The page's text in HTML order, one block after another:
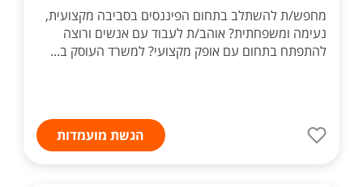
מחפש/ת להשתלב בתחום הפיננסים בסביבה מקצועית,
נעימה ומשפחתית? אוהב/ת לעבוד עם אנשים ורוצה
להתפתח בתחום עם אופק מקצועי? למשרד העוסק ב...
הגשת מועמדות